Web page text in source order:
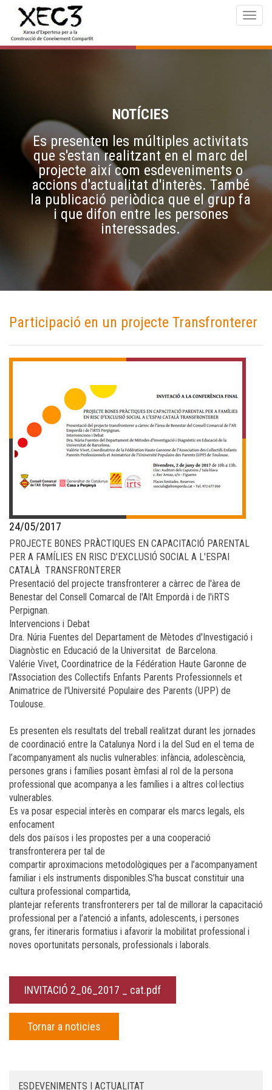
NOTÍCIES
Es presenten les múltiples activitats
que s'estan realitzant en el marc del
projecte així com esdeveniments o
accions d'actualitat d'interès. També
la publicació periòdica que el grup fa
i que difon entre les persones
interessades.
Participació en un projecte Transfronterer
24/05/2017
PROJECTE BONES PRÀCTIQUES EN CAPACITACIÓ PARENTAL
PER A FAMÍLIES EN RISC D'EXCLUSIÓ SOCIAL A L'ESPAI
CATALÀ TRANSFRONTERER
Presentació del projecte transfronterer a càrrec de l'àrea de
Benestar del Consell Comarcal de l'Alt Empordà i de l'iRTS
Perpignan.
Intervencions i Debat
Dra. Núria Fuentes del Departament de Mètodes d'Investigació i
Diagnòstic en Educació de la Universitat de Barcelona.
Valérie Vivet, Coordinatrice de la Fédération Haute Garonne de
l'Association des Collectifs Enfants Parents Professionnels et
Animatrice de l'Université Populaire des Parents (UPP) de
Toulouse.
Es presenten els resultats del treball realitzat durant les jornades
de coordinació entre la Catalunya Nord i la del Sud en el tema de
l’acompanyament als nuclis vulnerables: infància, adolescència,
persones grans i famílies posant èmfasi al rol de la persona
professional que acompanya a les famílies i a altres col·lectius
vulnerables.
Es va posar especial interès en comparar els marcs legals, els
enfocament
dels dos països i les propostes per a una cooperació
transfronterera per tal de
compartir aproximacions metodològiques per a l’acompanyament
familiar i els instruments disponibles.S’ha buscat constituir una
cultura professional compartida,
plantejar referents transfronterers per tal de millorar la capacitació
professional per a l’atenció a infants, adolescents, i persones
grans, fer itineraris formatius i afavorir la mobilitat professional i
noves oportunitats personals, professionals i laborals.
INVITACIÓ 2_06_2017 _ cat.pdf
Tornar a noticies
ESDEVENIMENTS I ACTUALITAT